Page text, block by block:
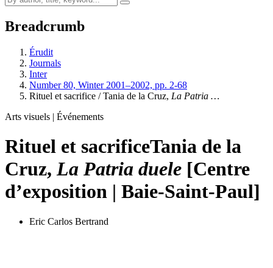
Breadcrumb
Érudit
Journals
Inter
Number 80, Winter 2001–2002, pp. 2-68
Rituel et sacrifice / Tania de la Cruz, La Patria …
Arts visuels | Événements
Rituel et sacrificeTania de la
Cruz, La Patria duele [Centre
d’exposition | Baie-Saint-Paul]
Eric Carlos Bertrand